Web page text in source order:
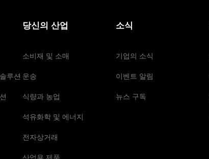
루션
당신의 산업
소비재 및 소매
운송
식량과 농업
석유화학 및 에너지
전자상거래
소식
기업의 소식
이벤트 알림
뉴스 구독